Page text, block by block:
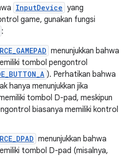
InputDevice yang
game, gunakan fungsi
:
menunjukkan bahwa
tombol pengontrol
). Perhatikan bahwa
hanya menunjukkan jika
tombol D-pad, meskipun
biasanya memiliki kontrol
menunjukkan bahwa
tombol D-pad (misalnya,